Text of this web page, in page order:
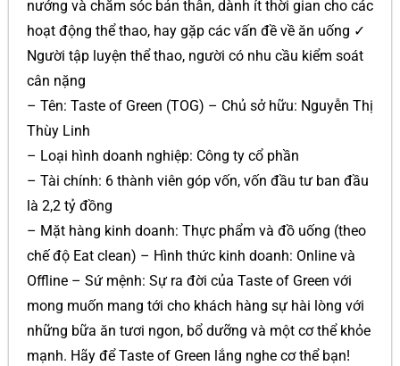
nướng và chăm sóc bản thân, dành ít thời gian cho các
hoạt động thể thao, hay gặp các vấn đề về ăn uống ✓
Người tập luyện thể thao, người có nhu cầu kiểm soát
cân nặng
– Tên: Taste of Green (TOG) – Chủ sở hữu: Nguyễn Thị
Thùy Linh
– Loại hình doanh nghiệp: Công ty cổ phần
– Tài chính: 6 thành viên góp vốn, vốn đầu tư ban đầu
là 2,2 tỷ đồng
– Mặt hàng kinh doanh: Thực phẩm và đồ uống (theo
chế độ Eat clean) – Hình thức kinh doanh: Online và
Offline – Sứ mệnh: Sự ra đời của Taste of Green với
mong muốn mang tới cho khách hàng sự hài lòng với
những bữa ăn tươi ngon, bổ dưỡng và một cơ thể khỏe
mạnh. Hãy để Taste of Green lắng nghe cơ thể bạn!